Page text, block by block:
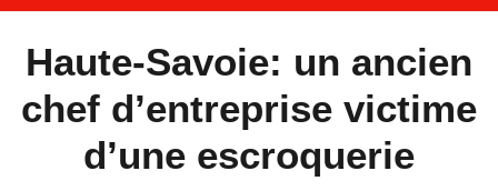
Haute-Savoie: un ancien
chef d’entreprise victime
d’une escroquerie